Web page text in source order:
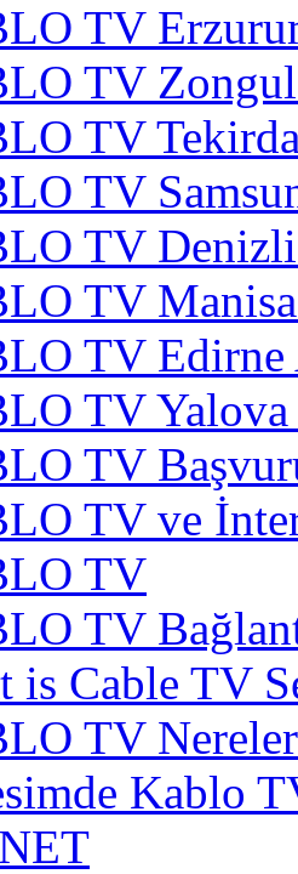
TV
TV
TV
TV
TV
TV
TV Edirne
TV
TV
TV ve
TV
TV
is Cable TV
TV
Kablo